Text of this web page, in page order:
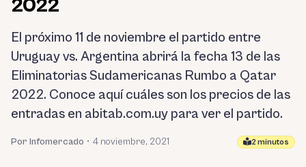
2022
El próximo 11 de noviembre el partido entre
Uruguay vs. Argentina abrirá la fecha 13 de las
Eliminatorias Sudamericanas Rumbo a Qatar
2022. Conoce aquí cuáles son los precios de las
entradas en abitab.com.uy para ver el partido.
Por Infomercado • 4 noviembre, 2021 2 minutos